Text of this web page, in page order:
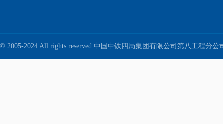
© 2005-2024 All rights reserved 中国中铁四局集团有限公司第八工程分